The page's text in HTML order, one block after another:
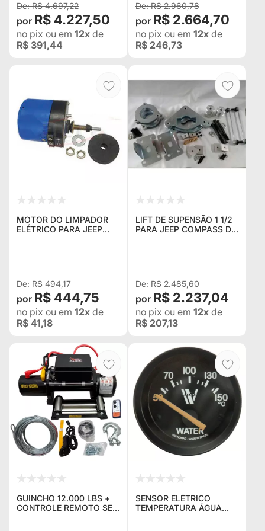
R$ 4.697,22
R$ 4.227,50
no pix ou em 12x de
R$ 391,44
R$ 2.960,78
R$ 2.664,70
no pix ou em 12x de
R$ 246,73
MOTOR DO LIMPADOR
ELÉTRICO PARA JEEP
R$ 494,17
R$ 444,75
no pix ou em 12x de
R$ 41,18
LIFT DE SUPENSÃO 1 1/2
PARA JEEP COMPASS DE
R$ 2.485,60
R$ 2.237,04
no pix ou em 12x de
R$ 207,13
GUINCHO 12.000 LBS +
CONTROLE REMOTO SEM
SENSOR ELÉTRICO
TEMPERATURA ÁGUA